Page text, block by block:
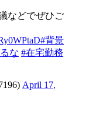
などでぜひご
#背景
な #在宅勤務
April 17,